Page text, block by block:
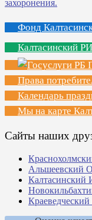
Фонд
Калтасинский
Права
Календарь
Мы на карте
Сайты наших
Альшеевский
Калтасинский